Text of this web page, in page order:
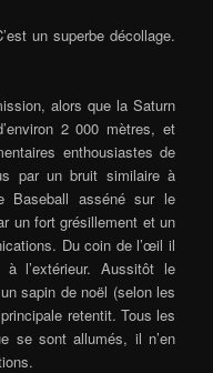
un superbe décollage.
alors que la Saturn
2 000 mètres, et
enthousiastes de
par un bruit similaire à
Baseball asséné sur le
un fort grésillement et un
Du coin de l’œil il
l’extérieur. Aussitôt le
sapin de noël (selon les
retentit. Tous les
se sont allumés, il n’en